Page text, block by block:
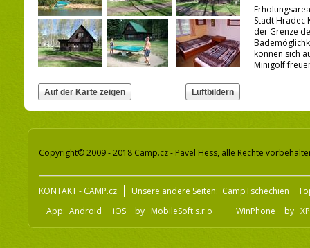
Stadt Hradec
der Grenze
können sich
Minigolf
Copyright© 2009 - 2018 Camp.cz - Pavel Hess, alle Rechte
KONTAKT - CAMP.cz Unsere andere Seiten: CampTschechien
App: Android iOS by MobileSoft s.r.o WinPhone by